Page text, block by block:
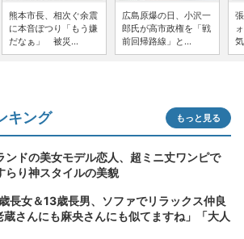
熊本市長、相次ぐ余震
に本音ぽつり「もう嫌
だなぁ」 被災...
広島原爆の日、小沢一
郎氏が高市政権を「戦
前回帰路線」と...
キング もっと見る
ンドの美女モデル恋人、超ミニ丈ワンピで
り神スタイルの美貌
長女＆13歳長男、ソファでリラックス仲良
さんにも麻央さんにも似てますね」「大人